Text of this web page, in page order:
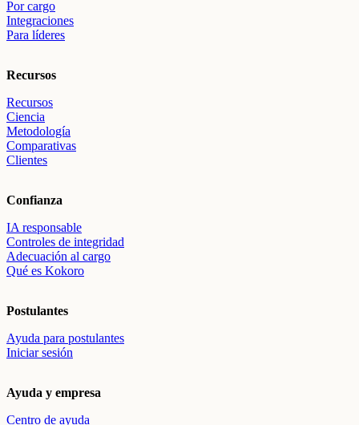
Por cargo
Integraciones
Para líderes
Recursos
Recursos
Ciencia
Metodología
Comparativas
Clientes
Confianza
IA responsable
Controles de integridad
Adecuación al cargo
Qué es Kokoro
Postulantes
Ayuda para postulantes
Iniciar sesión
Ayuda y empresa
Centro de ayuda